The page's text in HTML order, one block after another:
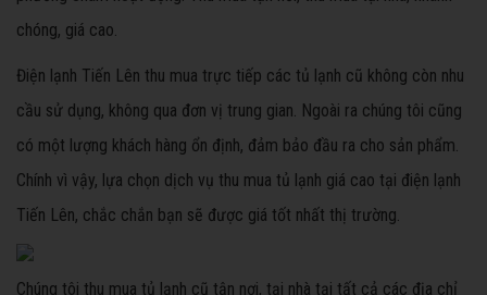
chóng, giá cao.
Điện lạnh Tiến Lên thu mua trực tiếp các tủ lạnh cũ không còn nhu
cầu sử dụng, không qua đơn vị trung gian. Ngoài ra chúng tôi cũng
có một lượng khách hàng ổn định, đảm bảo đầu ra cho sản phẩm.
Chính vì vậy, lựa chọn dịch vụ thu mua tủ lạnh giá cao tại điện lạnh
Tiến Lên, chắc chắn bạn sẽ được giá tốt nhất thị trường.
Chúng tôi thu mua tủ lạnh cũ tận nơi, tại nhà tại tất cả các địa chỉ